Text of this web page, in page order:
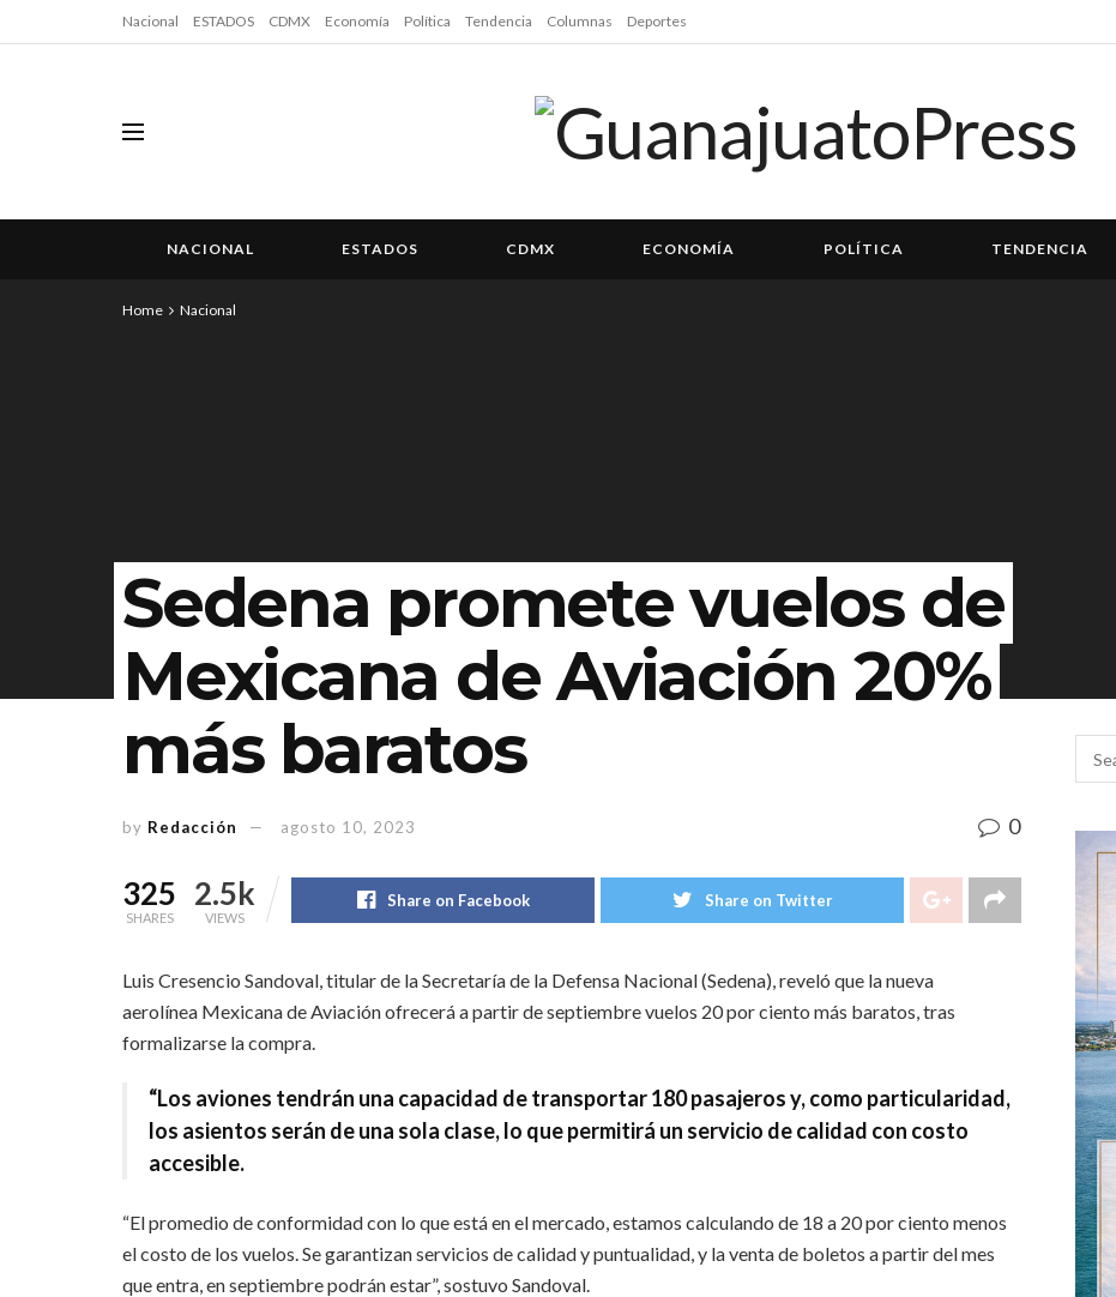
Nacional ESTADOS CDMX Economía Política Tendencia Columnas Deportes
NACIONAL ESTADOS CDMX ECONOMÍA POLÍTICA TENDENCIA
Home Nacional
Sedena promete vuelos de
Mexicana de Aviación 20%
más baratos
by Redacción agosto 10, 2023 0
325
SHARES
2.5k
VIEWS
Share on Facebook Share on Twitter
Luis Cresencio Sandoval, titular de la Secretaría de la Defensa Nacional (Sedena), reveló que la nueva
aerolínea Mexicana de Aviación ofrecerá a partir de septiembre vuelos 20 por ciento más baratos, tras
formalizarse la compra.
“Los aviones tendrán una capacidad de transportar 180 pasajeros y, como particularidad,
los asientos serán de una sola clase, lo que permitirá un servicio de calidad con costo
accesible.
“El promedio de conformidad con lo que está en el mercado, estamos calculando de 18 a 20 por ciento menos
el costo de los vuelos. Se garantizan servicios de calidad y puntualidad, y la venta de boletos a partir del mes
que entra, en septiembre podrán estar”, sostuvo Sandoval.